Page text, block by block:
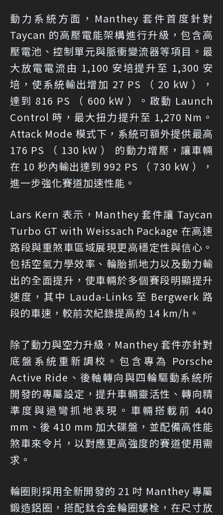
動力系統方面，Manthey 套件首度針對
Taycan 的高壓電能架構進行升級，包含高
壓電池、控制單元與脈衝變流器等項目。最
大放電電流由 1,100 安培提升至 1,300 安
培，使系統輸出增加 27 PS （ 20 kW ），
達到 816 PS （ 600 kW ）。啟動 Launch
Control 時，最大扭力提升至 1,270 Nm。
Attack Mode 模式下，系統可額外提供最高
176 PS （ 130 kW ） 的動力增壓，讓車輛
在 10 秒內輸出達到 992 PS （ 730 kW ），
進一步強化賽道加速性能。
Lars Kern 表示，Manthey 套件讓 Taycan
Turbo GT with Weissach Package 在高速
路段與重煞車區域展現更高穩定性與信心。
包括空氣力學效率、輪胎抓地力以及動力輸
出的全面提升，使車輛於多個賽段明顯提升
速度，其中 Lauda-Links 至 Bergwerk 路
段的車速，較前次紀錄提高約 14 km/h。
除了動力與空力升級，Manthey 套件亦針對
底盤系統重新調校。包含專為 Porsche
Active Ride、後軸轉向與四輪驅動系統所
開發的專屬設定，提升車輛靈活性、轉向精
準度與過彎抓地表現。車輛搭載前 440
mm、後 410 mm 加大碟盤，並配備高性能
煞車來令片，以對應更高強度的賽道使用需
求。
輪圈則採用全新開發的 21 吋 Manthey 專屬
鍛造鋁圈，搭配鈦合金輪圈螺栓，在尺寸放